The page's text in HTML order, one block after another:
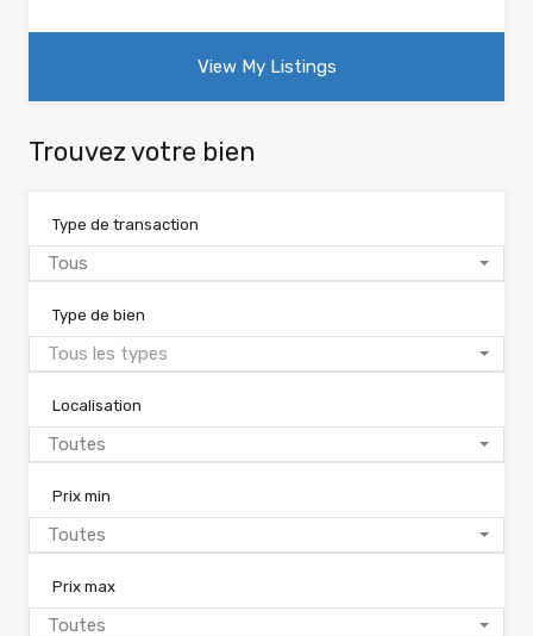
View My Listings
Trouvez votre bien
Type de transaction
Tous
Type de bien
Tous les types
Localisation
Toutes
Prix min
Toutes
Prix max
Toutes